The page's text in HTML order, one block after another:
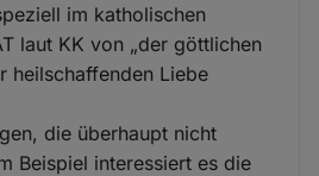
im katholischen
laut KK von „der göttlichen
heilschaffenden Liebe
die überhaupt nicht
Beispiel interessiert es die